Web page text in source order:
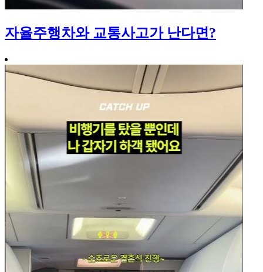
자율주행차와 교통사고가 난다면?